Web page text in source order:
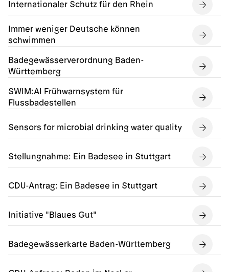
Internationaler Schutz für den Rhein
Immer weniger Deutsche können
schwimmen
Badegewässerverordnung Baden-
Württemberg
SWIM:AI Frühwarnsystem für
Flussbadestellen
Sensors for microbial drinking water quality
Stellungnahme: Ein Badesee in Stuttgart
CDU-Antrag: Ein Badesee in Stuttgart
Initiative "Blaues Gut"
Badegewässerkarte Baden-Württemberg